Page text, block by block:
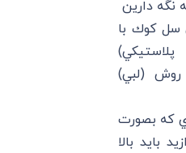
نگه دارين
سل كوك با
روش (لبي)
اي كه بصورت
بايد بالا